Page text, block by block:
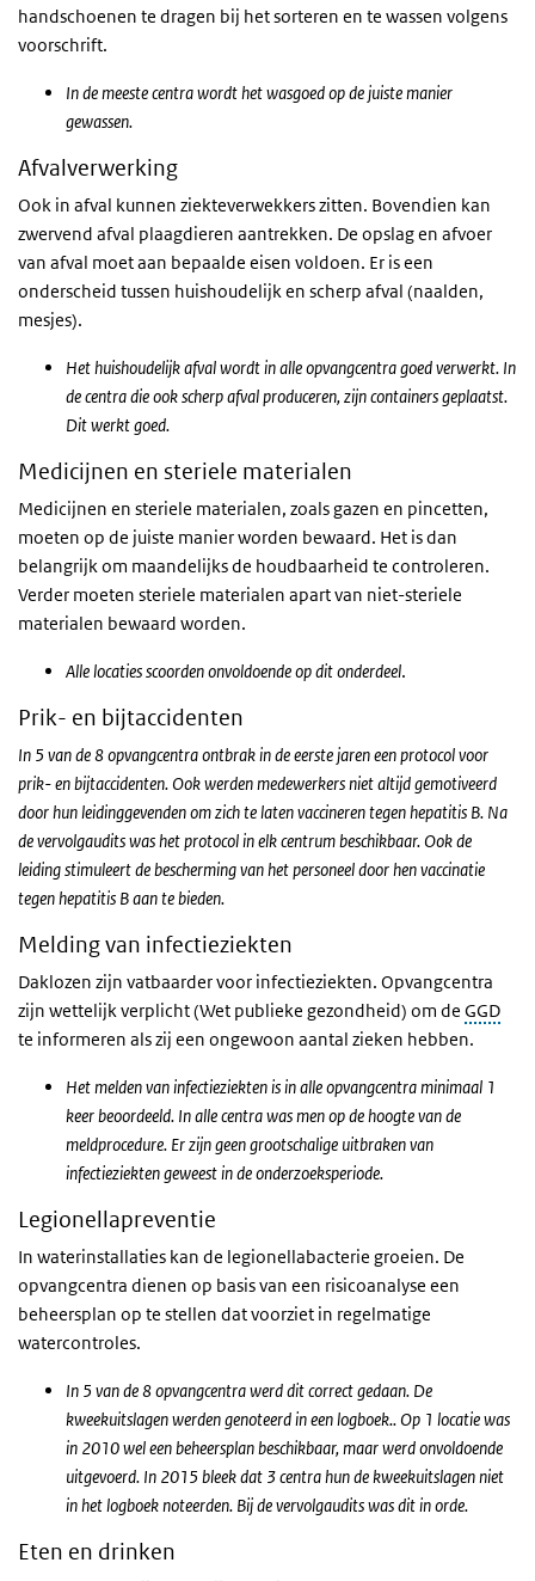
handschoenen te dragen bij het sorteren en te wassen volgens
voorschrift.
In de meeste centra wordt het wasgoed op de juiste manier
gewassen.
Afvalverwerking
Ook in afval kunnen ziekteverwekkers zitten. Bovendien kan
zwervend afval plaagdieren aantrekken. De opslag en afvoer
van afval moet aan bepaalde eisen voldoen. Er is een
onderscheid tussen huishoudelijk en scherp afval (naalden,
mesjes).
Het huishoudelijk afval wordt in alle opvangcentra goed verwerkt. In
de centra die ook scherp afval produceren, zijn containers geplaatst.
Dit werkt goed.
Medicijnen en steriele materialen
Medicijnen en steriele materialen, zoals gazen en pincetten,
moeten op de juiste manier worden bewaard. Het is dan
belangrijk om maandelijks de houdbaarheid te controleren.
Verder moeten steriele materialen apart van niet-steriele
materialen bewaard worden.
Alle locaties scoorden onvoldoende op dit onderdeel.
Prik- en bijtaccidenten
In 5 van de 8 opvangcentra ontbrak in de eerste jaren een protocol voor
prik- en bijtaccidenten. Ook werden medewerkers niet altijd gemotiveerd
door hun leidinggevenden om zich te laten vaccineren tegen hepatitis B. Na
de vervolgaudits was het protocol in elk centrum beschikbaar. Ook de
leiding stimuleert de bescherming van het personeel door hen vaccinatie
tegen hepatitis B aan te bieden.
Melding van infectieziekten
Daklozen zijn vatbaarder voor infectieziekten. Opvangcentra
zijn wettelijk verplicht (Wet publieke gezondheid) om de GGD
te informeren als zij een ongewoon aantal zieken hebben.
Het melden van infectieziekten is in alle opvangcentra minimaal 1
keer beoordeeld. In alle centra was men op de hoogte van de
meldprocedure. Er zijn geen grootschalige uitbraken van
infectieziekten geweest in de onderzoeksperiode.
Legionellapreventie
In waterinstallaties kan de legionellabacterie groeien. De
opvangcentra dienen op basis van een risicoanalyse een
beheersplan op te stellen dat voorziet in regelmatige
watercontroles.
In 5 van de 8 opvangcentra werd dit correct gedaan. De
kweekuitslagen werden genoteerd in een logboek.. Op 1 locatie was
in 2010 wel een beheersplan beschikbaar, maar werd onvoldoende
uitgevoerd. In 2015 bleek dat 3 centra hun de kweekuitslagen niet
in het logboek noteerden. Bij de vervolgaudits was dit in orde.
Eten en drinken